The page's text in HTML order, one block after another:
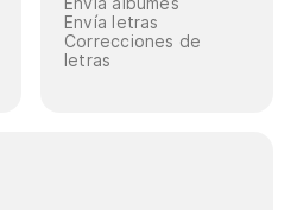
Envía letras
Correcciones de
letras